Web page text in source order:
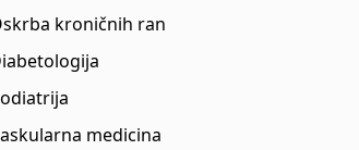
kroničnih ran
medicina